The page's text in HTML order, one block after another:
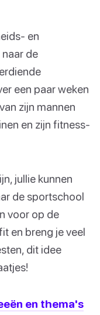
en
de
een paar weken
zijn mannen
en zijn fitness-
jullie kunnen
de sportschool
voor op de
en breng je veel
dit idee
en thema's